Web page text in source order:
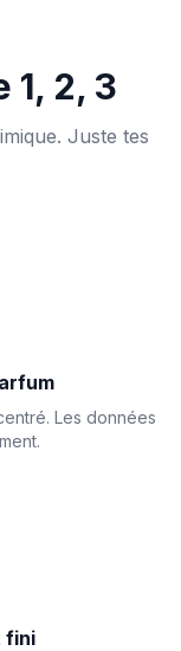
1, 2, 3
Juste tes
Les données
fini